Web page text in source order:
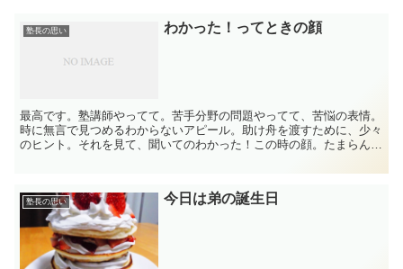
塾長の思い わかった！ってときの顔
最高です。塾講師やってて。苦手分野の問題やってて、苦悩の表情。
時に無言で見つめるわからないアピール。助け舟を渡すために、少々
のヒント。それを見て、聞いてのわかった！この時の顔。たまらんで
塾長の思い 今日は弟の誕生日